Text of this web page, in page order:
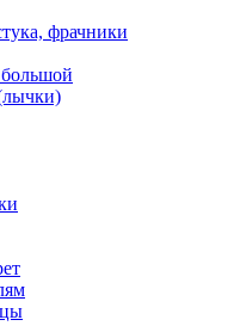
фрачники